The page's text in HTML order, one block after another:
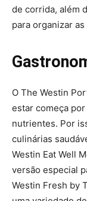
de corrida, além
para organizar
O The Westin
estar começa
nutrientes. Por
culinárias
Westin Eat Well
versão especial
Westin Fresh by